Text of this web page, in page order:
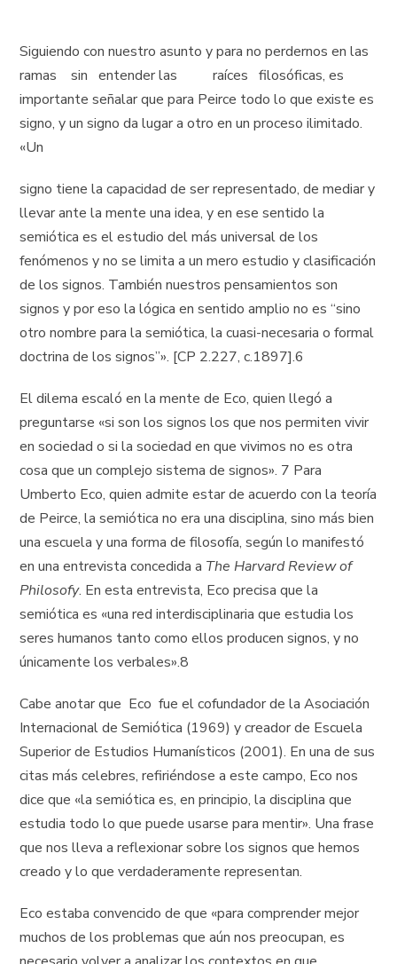
Siguiendo con nuestro asunto y para no perdernos en las
ramas sin entender las raíces filosóficas, es
importante señalar que para Peirce todo lo que existe es
signo, y un signo da lugar a otro en un proceso ilimitado.
«Un
signo tiene la capacidad de ser representado, de mediar y
llevar ante la mente una idea, y en ese sentido la
semiótica es el estudio del más universal de los
fenómenos y no se limita a un mero estudio y clasificación
de los signos. También nuestros pensamientos son
signos y por eso la lógica en sentido amplio no es “sino
otro nombre para la semiótica, la cuasi-necesaria o formal
doctrina de los signos”». [CP 2.227, c.1897].6
El dilema escaló en la mente de Eco, quien llegó a
preguntarse «si son los signos los que nos permiten vivir
en sociedad o si la sociedad en que vivimos no es otra
cosa que un complejo sistema de signos». 7 Para
Umberto Eco, quien admite estar de acuerdo con la teoría
de Peirce, la semiótica no era una disciplina, sino más bien
una escuela y una forma de filosofía, según lo manifestó
en una entrevista concedida a The Harvard Review of
Philosofy. En esta entrevista, Eco precisa que la
semiótica es «una red interdisciplinaria que estudia los
seres humanos tanto como ellos producen signos, y no
únicamente los verbales».8
Cabe anotar que Eco fue el cofundador de la Asociación
Internacional de Semiótica (1969) y creador de Escuela
Superior de Estudios Humanísticos (2001). En una de sus
citas más celebres, refiriéndose a este campo, Eco nos
dice que «la semiótica es, en principio, la disciplina que
estudia todo lo que puede usarse para mentir». Una frase
que nos lleva a reflexionar sobre los signos que hemos
creado y lo que verdaderamente representan.
Eco estaba convencido de que «para comprender mejor
muchos de los problemas que aún nos preocupan, es